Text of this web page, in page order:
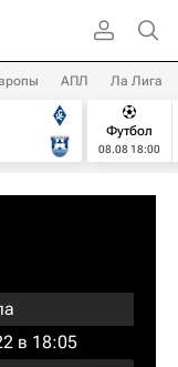
АПЛ Ла Лига
Футбол
08.08 18:00
в 18:05